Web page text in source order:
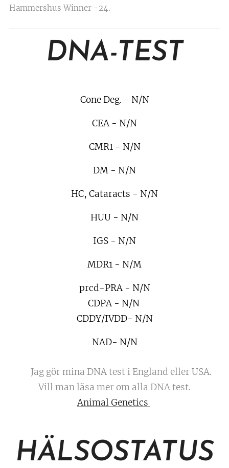
Hammershus Winner -24.
DNA-TEST
Cone Deg. - N/N
CEA - N/N
CMR1 - N/N
DM - N/N
HC, Cataracts - N/N
HUU - N/N
IGS - N/N
MDR1 - N/M
prcd-PRA - N/N
CDPA - N/N
CDDY/IVDD- N/N
NAD- N/N
🧬 Jag gör mina DNA test i England eller USA.
Vill man läsa mer om alla DNA test.
Animal Genetics
HÄLSOSTATUS